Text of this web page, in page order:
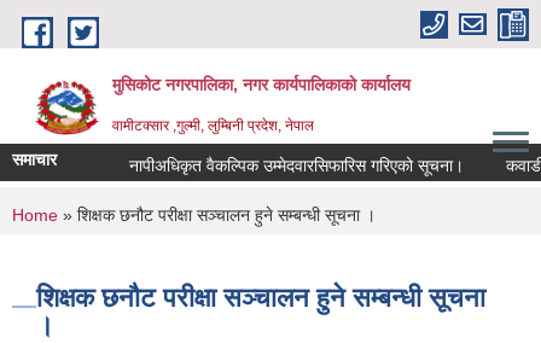
Skip to main content
मुसिकोट नगरपालिका, नगर कार्यपालिकाकाे कार्यालय
वामीटक्सार ,गुल्मी, लुम्बिनी प्रदेश, नेपाल
समाचार नापीअधिकृत वैकल्पिक उम्मेदवारसिफारिस गरिएको सूचना। कवाडी
You are here
Home » शिक्षक छनौट परीक्षा सञ्चालन हुने सम्बन्धी सूचना ।
शिक्षक छनौट परीक्षा सञ्चालन हुने सम्बन्धी सूचना
।